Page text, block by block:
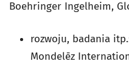
Boehringer Ingelheim,
rozwoju, badania
Mondelēz